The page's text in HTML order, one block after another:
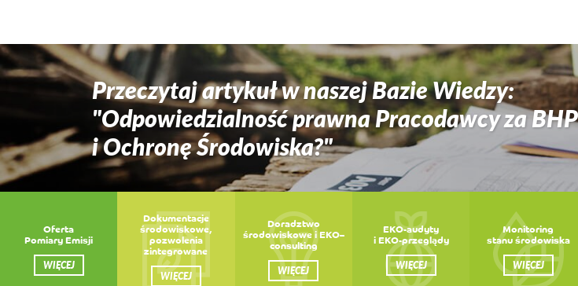
Przeczytaj artykuł w naszej Bazie Wiedzy:
"Odpowiedzialność prawna Pracodawcy za BHP
i Ochronę Środowiska?"
Oferta
Pomiary Emisji
WIĘCEJ
Dokumentacje
środowiskowe,
pozwolenia
zintegrowane
WIĘCEJ
Doradztwo
środowiskowe i EKO–
consulting
WIĘCEJ
EKO-audyty
i EKO-przeglądy
WIĘCEJ
Monitoring
stanu środowiska
WIĘCEJ